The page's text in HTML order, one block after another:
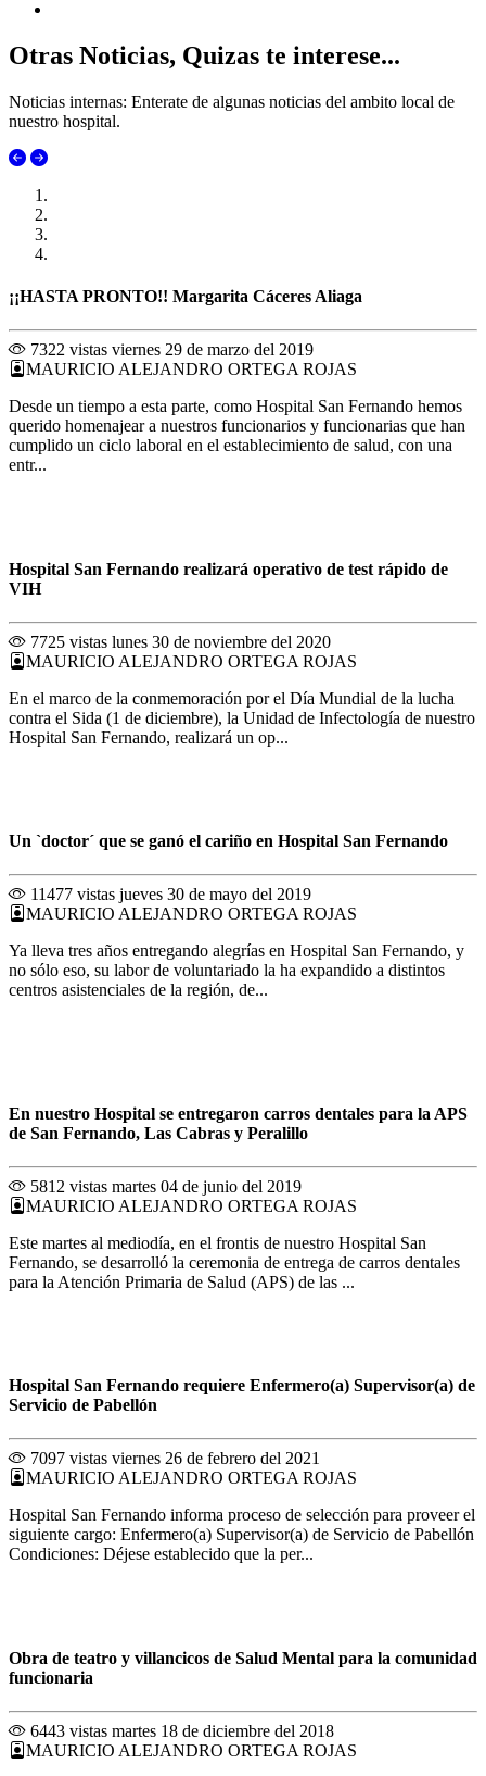
Otras Noticias, Quizas te interese...
Noticias internas: Enterate de algunas noticias del ambito local de
nuestro hospital.
¡¡HASTA PRONTO!! Margarita Cáceres Aliaga
7322 vistas viernes 29 de marzo del 2019
MAURICIO ALEJANDRO ORTEGA ROJAS
Desde un tiempo a esta parte, como Hospital San Fernando hemos
querido homenajear a nuestros funcionarios y funcionarias que han
cumplido un ciclo laboral en el establecimiento de salud, con una
entr...
Hospital San Fernando realizará operativo de test rápido de
VIH
7725 vistas lunes 30 de noviembre del 2020
MAURICIO ALEJANDRO ORTEGA ROJAS
En el marco de la conmemoración por el Día Mundial de la lucha
contra el Sida (1 de diciembre), la Unidad de Infectología de nuestro
Hospital San Fernando, realizará un op...
Un `doctor´ que se ganó el cariño en Hospital San Fernando
11477 vistas jueves 30 de mayo del 2019
MAURICIO ALEJANDRO ORTEGA ROJAS
Ya lleva tres años entregando alegrías en Hospital San Fernando, y
no sólo eso, su labor de voluntariado la ha expandido a distintos
centros asistenciales de la región, de...
En nuestro Hospital se entregaron carros dentales para la APS
de San Fernando, Las Cabras y Peralillo
5812 vistas martes 04 de junio del 2019
MAURICIO ALEJANDRO ORTEGA ROJAS
Este martes al mediodía, en el frontis de nuestro Hospital San
Fernando, se desarrolló la ceremonia de entrega de carros dentales
para la Atención Primaria de Salud (APS) de las ...
Hospital San Fernando requiere Enfermero(a) Supervisor(a) de
Servicio de Pabellón
7097 vistas viernes 26 de febrero del 2021
MAURICIO ALEJANDRO ORTEGA ROJAS
Hospital San Fernando informa proceso de selección para proveer el
siguiente cargo: Enfermero(a) Supervisor(a) de Servicio de Pabellón
Condiciones: Déjese establecido que la per...
Obra de teatro y villancicos de Salud Mental para la comunidad
funcionaria
6443 vistas martes 18 de diciembre del 2018
MAURICIO ALEJANDRO ORTEGA ROJAS